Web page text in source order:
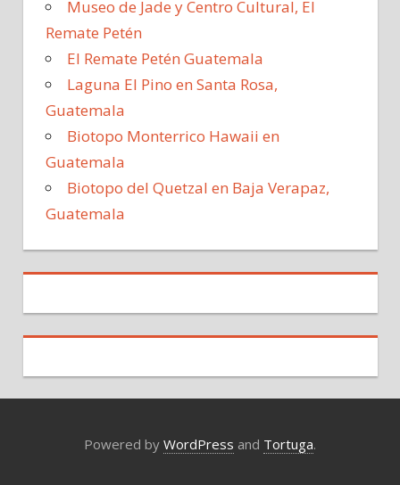
Museo de Jade y Centro Cultural, El
Remate Petén
El Remate Petén Guatemala
Laguna El Pino en Santa Rosa,
Guatemala
Biotopo Monterrico Hawaii en
Guatemala
Biotopo del Quetzal en Baja Verapaz,
Guatemala
Powered by WordPress and Tortuga.